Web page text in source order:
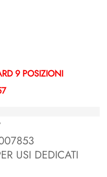
9 POSIZIONI
USI DEDICATI